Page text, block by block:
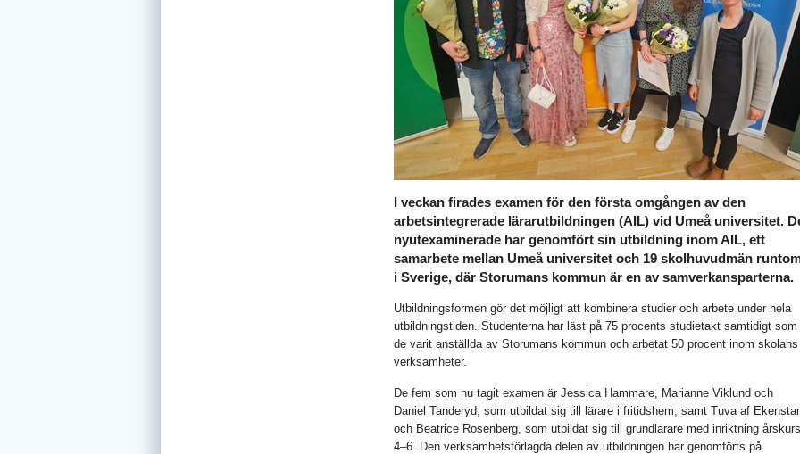
I veckan firades examen för den första omgången av den
arbetsintegrerade lärarutbildningen (AIL) vid Umeå universitet.
nyutexaminerade har genomfört sin utbildning inom AIL, ett
samarbete mellan Umeå universitet och 19 skolhuvudmän
i Sverige, där Storumans kommun är en av samverkansparterna.
Utbildningsformen gör det möjligt att kombinera studier och arbete under hela
utbildningstiden. Studenterna har läst på 75 procents studietakt samtidigt som
de varit anställda av Storumans kommun och arbetat 50 procent inom skolans
verksamheter.
De fem som nu tagit examen är Jessica Hammare, Marianne Viklund och
Daniel Tanderyd, som utbildat sig till lärare i fritidshem, samt Tuva af
och Beatrice Rosenberg, som utbildat sig till grundlärare med inriktning årskurs
4–6. Den verksamhetsförlagda delen av utbildningen har genomförts på